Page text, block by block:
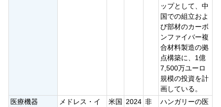
ップとして、中
国での組立およ
び部材のカーボ
ンファイバー複
合材料製造の拠
点構築に、1億
7,500万ユーロ
規模の投資を計
画している。
医療機器
メドレス・イ
米国
2024 非
ハンガリーの医